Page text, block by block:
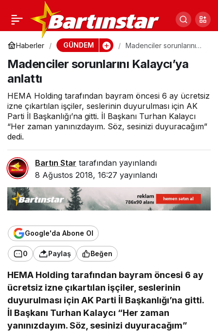
Haberler GÜNDEM
Madenciler sorunlarını
Madenciler sorunlarını Kalaycı’ya
anlattı
HEMA Holding tarafından bayram öncesi 6 ay ücretsiz
izne çıkartılan işçiler, seslerinin duyurulması için AK
Parti İl Başkanlığı’na gitti. İl Başkanı Turhan Kalaycı
“Her zaman yanınızdayım. Söz, sesinizi duyuracağım”
dedi.
Bartın Star tarafından yayınlandı
8 Ağustos 2018, 16:27 yayınlandı
Google'da Abone Ol
0 Paylaş Beğen
HEMA Holding tarafından bayram öncesi 6 ay
ücretsiz izne çıkartılan işçiler, seslerinin
duyurulması için AK Parti İl Başkanlığı’na gitti.
İl Başkanı Turhan Kalaycı “Her zaman
yanınızdayım. Söz, sesinizi duyuracağım”
Haydi Bartın,
yardımlaşma zamanı
0 Paylaş